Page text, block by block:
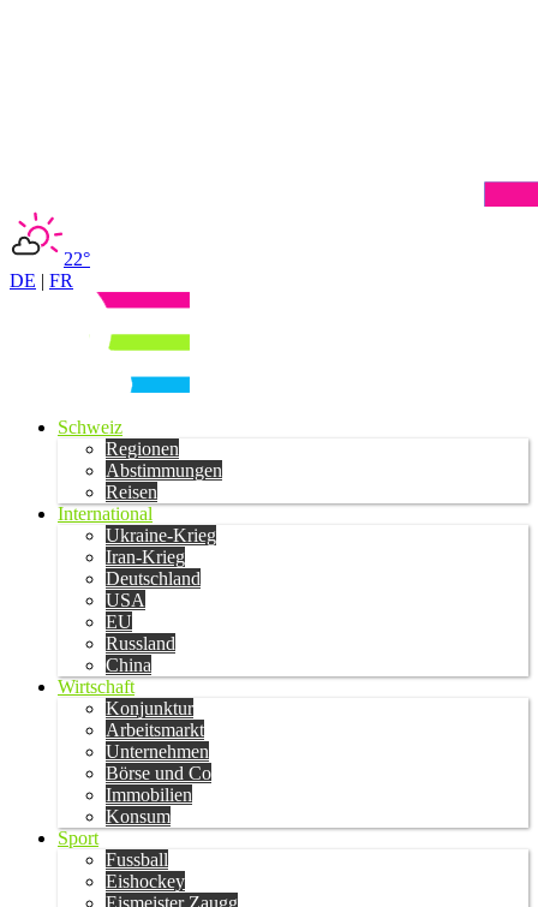
22°
DE | FR
Schweiz
Regionen
Abstimmungen
Reisen
International
Ukraine-Krieg
Iran-Krieg
Deutschland
USA
EU
Russland
China
Wirtschaft
Konjunktur
Arbeitsmarkt
Unternehmen
Börse und Co
Immobilien
Konsum
Sport
Fussball
Eishockey
Eismeister Zaugg